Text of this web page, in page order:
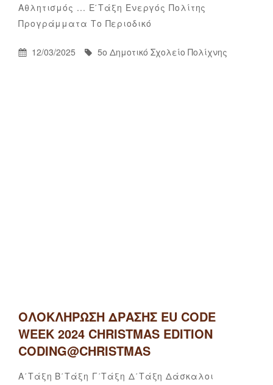
Categories
Αθλητισμός ... Ε΄τάξη Ενεργός Πολίτης
Προγράμματα Το ΠεριοδικόBy
5ο
Πολίχνης
Posted
12/03/2025 By
5ο Δημοτικό Σχολείο Πολίχνης
ΟΛΟΚΛΉΡΩΣΗ ΔΡΆΣΗΣ EU CODE
WEEK 2024 CHRISTMAS EDITION
CODING@CHRISTMAS
Categories
Α΄τάξη Β΄τάξη Γ΄τάξη Δ΄τάξη Δάσκαλοι